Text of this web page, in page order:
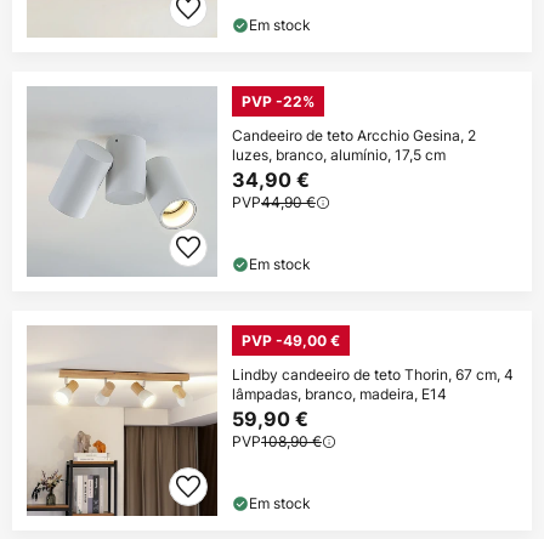
Em stock
PVP -22%
Candeeiro de teto Arcchio Gesina, 2
luzes, branco, alumínio, 17,5 cm
34,90 €
PVP44,90 €
Em stock
PVP -49,00 €
Lindby candeeiro de teto Thorin, 67 cm, 4
lâmpadas, branco, madeira, E14
59,90 €
PVP108,90 €
Em stock